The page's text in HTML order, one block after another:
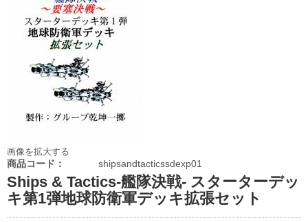
画像を拡大する
商品コード： shipsandtacticssdexp01
Ships & Tactics-艦隊決戦- スターターデッ
キ第1弾地球防衛軍デッキ拡張セット